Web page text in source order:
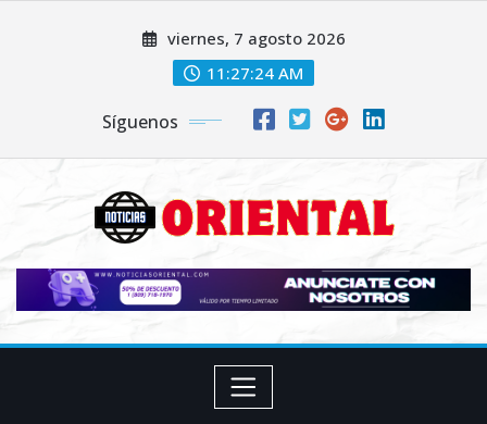
viernes, 7 agosto 2026
11:27:26 AM
Síguenos